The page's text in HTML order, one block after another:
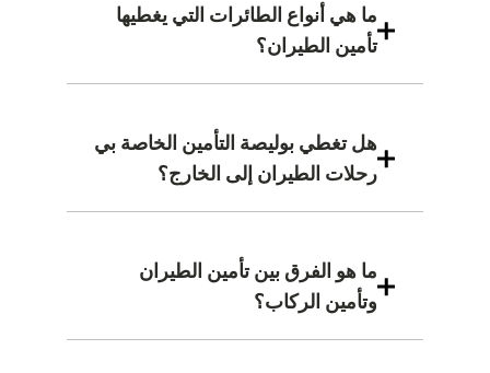
ما هي أنواع الطائرات التي يغطيها
تأمين الطيران؟
هل تغطي بوليصة التأمين الخاصة بي
رحلات الطيران إلى الخارج؟
ما هو الفرق بين تأمين الطيران
وتأمين الركاب؟